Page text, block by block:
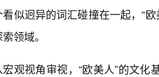
似迥异的词汇碰撞在一起，“
领域。
宏观视角审视，“欧美人”的文